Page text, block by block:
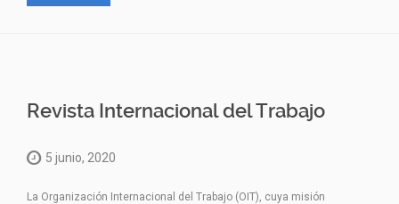
Revista Internacional del Trabajo
5 junio, 2020
La Organización Internacional del Trabajo (OIT), cuya misión